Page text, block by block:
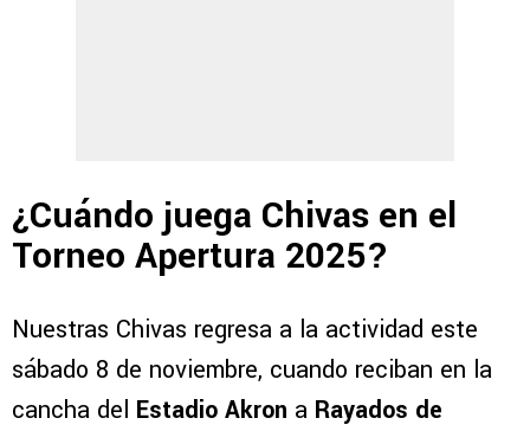
¿Cuándo juega Chivas en el
Torneo Apertura 2025?
Nuestras Chivas regresa a la actividad este
sábado 8 de noviembre, cuando reciban en la
cancha del Estadio Akron a Rayados de